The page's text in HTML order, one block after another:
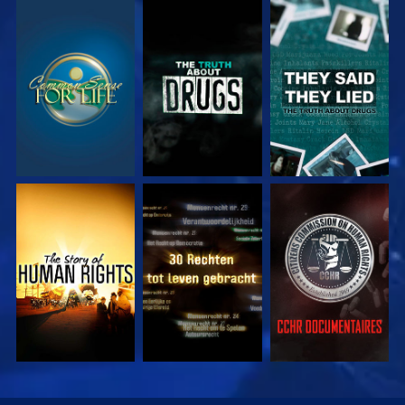
KIJK KIJK KIJK
KIJK KIJK KIJK